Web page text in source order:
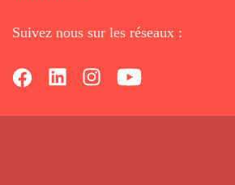
Suivez nous sur les réseaux :